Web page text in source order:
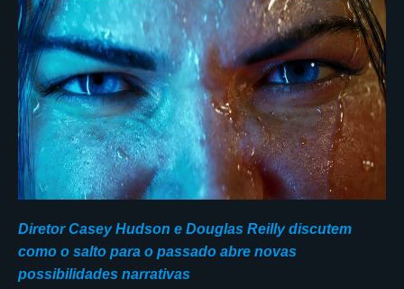
Diretor Casey Hudson e Douglas Reilly discutem
como o salto para o passado abre novas
possibilidades narrativas